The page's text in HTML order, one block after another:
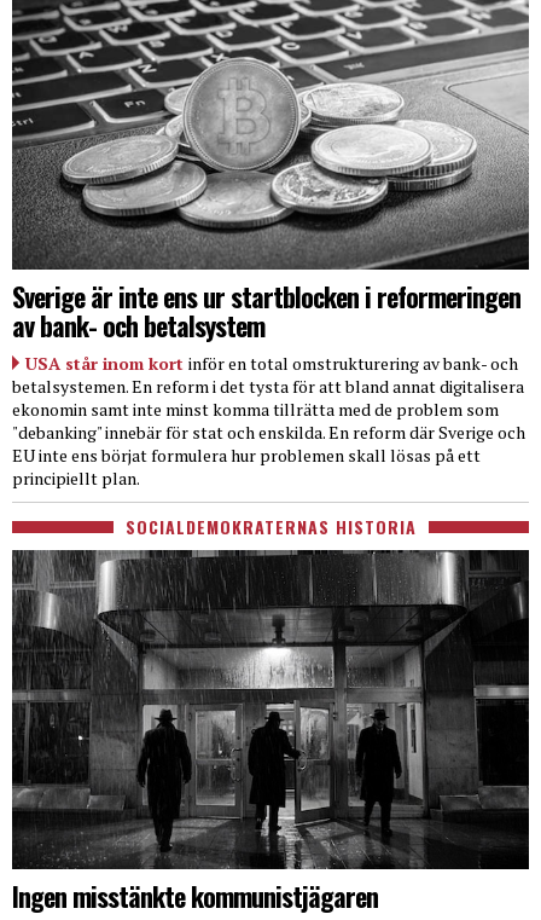
Sverige är inte ens ur startblocken i reformeringen
av bank- och betalsystem
USA står inom kort inför en total omstrukturering av bank- och
betalsystemen. En reform i det tysta för att bland annat digitalisera
ekonomin samt inte minst komma tillrätta med de problem som
"debanking" innebär för stat och enskilda. En reform där Sverige och
EU inte ens börjat formulera hur problemen skall lösas på ett
principiellt plan.
SOCIALDEMOKRATERNAS HISTORIA
Ingen misstänkte kommunistjägaren